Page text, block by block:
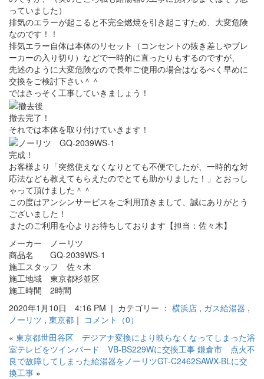
っていました）
排気のエラーが起こると不完全燃焼を引き起こすため、大変危険
なのです！！
排気エラー自体は本体のリセット（コンセントの抜き差しやブレ
ーカーの入り切り）などで一時的に直ったりもするのですが、
先述のように大変危険なので長年ご使用の場合はなるべく早めに
交換をご検討下さい＾＾
ではさっそく工事していきましょう！
撤去完了！
それでは本体を取り付けていきます！
完成！
お客様より「突然使えなくなりとても不便でしたが、一時的な対
応法なども教えてもらえたのでとても助かりました！」とおっし
ゃって頂けました＾＾
この度はアンシンサービスをご利用頂きまして、誠にありがとう
ございました！
またのご利用を心よりお待ちしております【担当：佐々木】
メーカー ノーリツ
商品名 GQ-2039WS-1
施工スタッフ 佐々木
施工地域 東京都杉並区
施工時間 2時間
2020年1月10日 4:16 PM | カテゴリー ： 横浜店 , ガス給湯器 ,
ノーリツ , 東京都 ｜ コメント（0）
« 東京都世田谷区 デジアナ変換により映らなくなってしまった浴
室テレビをツインバード VB-BS229Wに交換工事 鎌倉市 点火不
良で故障してしまった給湯器をノーリツGT-C2462SAWX-BLに交
換工事 »